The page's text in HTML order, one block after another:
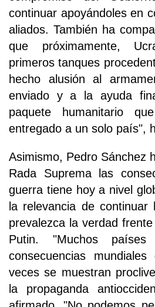
continuar apoyándoles en
aliados. También ha
que próximamente,
primeros tanques
hecho alusión al
enviado y a la ayuda
paquete humanitario
entregado a un solo país",
Asimismo, Pedro Sánchez
Rada Suprema las
guerra tiene hoy a nivel
la relevancia de continuar
prevalezca la verdad
Putin. "Muchos
consecuencias
veces se muestran
la propaganda